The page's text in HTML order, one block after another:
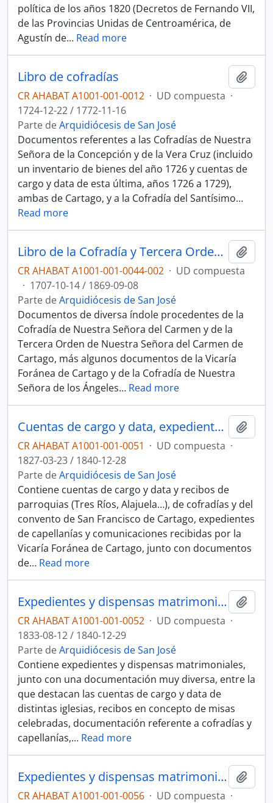
política de los años 1820 (Decretos de Fernando VII,
de las Provincias Unidas de Centroamérica, de
Agustín de… Read more
Libro de cofradías
CR AHABAT A1001-001-0012 · UD compuesta ·
1724-12-22 / 1772-11-16
Parte deArquidiócesis de San José
Documentos referentes a las Cofradías de Nuestra
Señora de la Concepción y de la Vera Cruz (incluido
un inventario de bienes del año 1726 y cuentas de
cargo y data de esta última, años 1726 a 1729),
ambas de Cartago, y a la Cofradía del Santísimo…
Read more
Libro de la Cofradía y Tercera Orden de Nuestra Señora del Carmen (Cartago)
CR AHABAT A1001-001-0044-002 · UD compuesta
· 1707-10-14 / 1869-09-08
Parte deArquidiócesis de San José
Documentos de diversa índole procedentes de la
Cofradía de Nuestra Señora del Carmen y de la
Tercera Orden de Nuestra Señora del Carmen de
Cartago, más algunos documentos de la Vicaría
Foránea de Cartago y de la Cofradía de Nuestra
Señora de los Ángeles… Read more
Cuentas de cargo y data, expedientes de capellanías y documentos diversos
CR AHABAT A1001-001-0051 · UD compuesta ·
1827-03-23 / 1840-12-28
Parte deArquidiócesis de San José
Contiene cuentas de cargo y data y recibos de
parroquias (Tres Ríos, Alajuela…), de cofradías y del
convento de San Francisco de Cartago, expedientes
de capellanías y comunicaciones recibidas por la
Vicaría Foránea de Cartago, junto con documentos
de… Read more
Expedientes y dispensas matrimoniales, cuentas de cargo y data y documentos diversos
CR AHABAT A1001-001-0052 · UD compuesta ·
1833-08-12 / 1840-12-29
Parte deArquidiócesis de San José
Contiene expedientes y dispensas matrimoniales,
junto con una documentación muy diversa, entre la
que destacan las cuentas de cargo y data de
distintas iglesias, recibos en concepto de misas
celebradas, documentación referente a cofradías y
capellanías,… Read more
Expedientes y dispensas matrimoniales, cuentas de cargo y data y documentos diversos
CR AHABAT A1001-001-0056 · UD compuesta ·